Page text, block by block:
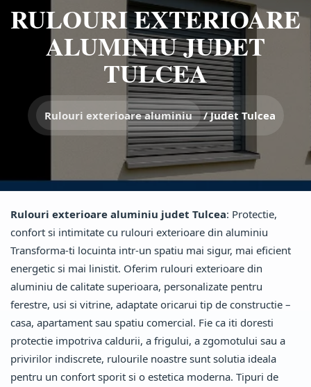
RULOURI EXTERIOARE
ALUMINIU JUDET
TULCEA
Rulouri exterioare aluminiu /Judet Tulcea
Rulouri exterioare aluminiu judet Tulcea: Protectie,
confort si intimitate cu rulouri exterioare din aluminiu
Transforma-ti locuinta intr-un spatiu mai sigur, mai eficient
energetic si mai linistit. Oferim rulouri exterioare din
aluminiu de calitate superioara, personalizate pentru
ferestre, usi si vitrine, adaptate oricarui tip de constructie –
casa, apartament sau spatiu comercial. Fie ca iti doresti
protectie impotriva caldurii, a frigului, a zgomotului sau a
privirilor indiscrete, rulourile noastre sunt solutia ideala
pentru un confort sporit si o estetica moderna. Tipuri de